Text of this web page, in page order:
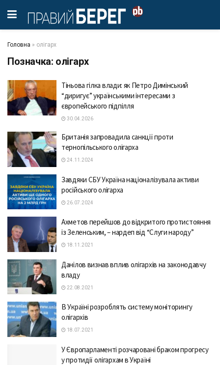
Головна » олігарх
Позначка: олігарх
Тіньова гілка влади: як Петро Димінський
“диригує” українськими інтересами з
європейського підпілля
30.04.2026
Британія запровадила санкції проти
тернопільського олігарха
24.11.2024
Завдяки СБУ Україна націоналізувала активи
російського олігарха
26.07.2024
Ахметов перейшов до відкритого протистояння
із Зеленським, – нардеп від “Слуги народу”
18.11.2021
Данілов визнав вплив олігархів на законодавчу
владу
22.08.2021
В Україні розроблять систему моніторингу
олігархів
18.07.2021
У Європарламенті розчаровані браком прогресу
у протидії олігархам в Україні